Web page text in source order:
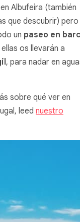
Albufeira (también
que descubrir) pero
un paseo en
os llevarán a
, para nadar en aguas
sobre qué ver en
leed nuestro